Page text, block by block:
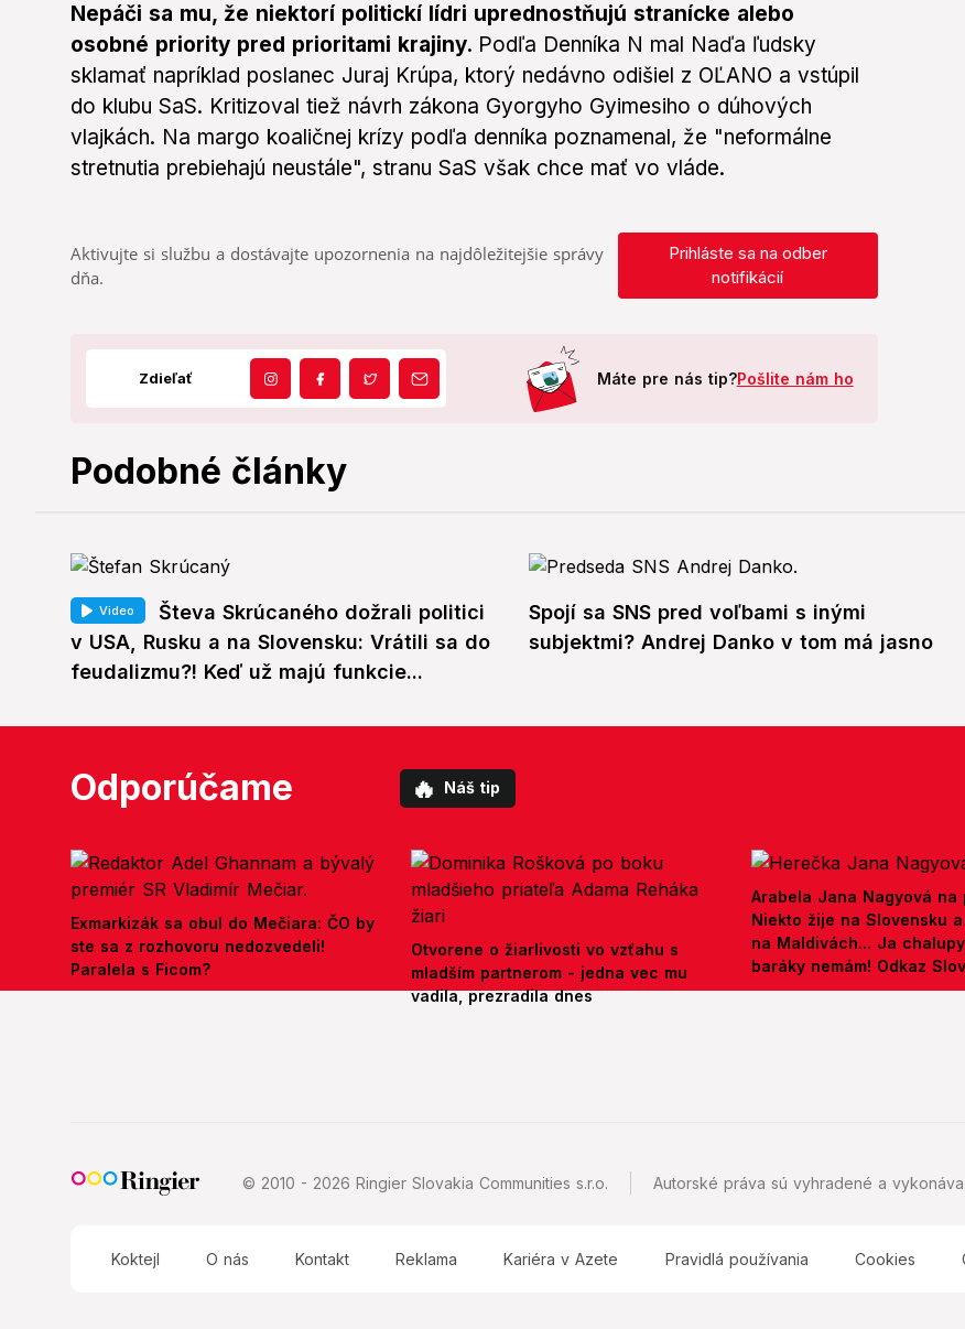
Nepáči sa mu, že niektorí politickí lídri uprednostňujú stranícke alebo
osobné priority pred prioritami krajiny. Podľa Denníka N mal Naďa ľudsky
sklamať napríklad poslanec Juraj Krúpa, ktorý nedávno odišiel z OĽANO a vstúpil
do klubu SaS. Kritizoval tiež návrh zákona Gyorgyho Gyimesiho o dúhových
vlajkách. Na margo koaličnej krízy podľa denníka poznamenal, že "neformálne
stretnutia prebiehajú neustále", stranu SaS však chce mať vo vláde.
Aktivujte si službu a dostávajte upozornenia na najdôležitejšie správy
dňa.
Prihláste sa na odber
notifikácií
Zdieľať Máte pre nás tip?Pošlite nám ho
Podobné články
Video
Števa Skrúcaného dožrali politici
v USA, Rusku a na Slovensku: Vrátili sa do
feudalizmu?! Keď už majú funkcie...
Spojí sa SNS pred voľbami s inými
subjektmi? Andrej Danko v tom má jasno
Odporúčame 🔥 Náš tip
Exmarkizák sa obul do Mečiara: ČO by
ste sa z rozhovoru nedozvedeli!
Paralela s Ficom?
Otvorene o žiarlivosti vo vzťahu s
mladším partnerom - jedna vec mu
vadila, prezradila dnes
Arabela Jana Nagyová na
Niekto žije na Slovensku
na Maldivách... Ja chalupy
baráky nemám! Odkaz
© 2010 - 2026 Ringier Slovakia Communities s.r.o. Autorské práva sú vyhradené a
Koktejl O nás Kontakt Reklama Kariéra v Azete Pravidlá používania Cookies